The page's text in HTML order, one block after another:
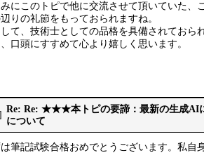
にこのトピで他に交流させて頂いていた、
りの礼節をもっておられますね。
して、技術士としての品格を具備されておら
口頭にすすめて心より嬉しく思います。
Re: Re: ★★★本トピの要諦：最新の生成AI
について
は筆記試験合格おめでとうございます。私